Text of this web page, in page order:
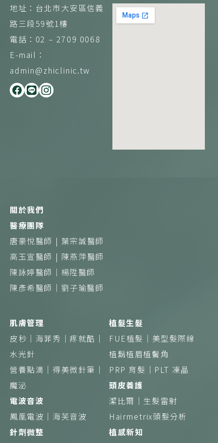
地址：台北市大安區信義
路三段59號1樓
電話：02 – 2709 0068
E-mail：
admin@zhiclinic.tw
F
a
L
i
I
n
關於我們
醫療團隊
唐豪悅醫師 | 葉宗誠醫師
高玉宣醫師 | 陳燕萍醫師
陳詠婷醫師｜ 楊陞醫師
陳彥希醫師｜ 劉子瑜醫師
肌膚管理
皮秒｜ 海菲秀｜疼就酷｜
水光針
營養點滴｜得美微針筆｜
魔泌
電波音波
鳳凰電波｜ 海芙音波
針劑微整
植髮生髮
FUE植髮｜ 美型髮際線
植鬍植眉植鬢角
PRP 育髮｜ PLT 凍晶
頭皮養護
潔比爾｜ 生髮雷射
Hairmetrix頭髮分析
植感新知